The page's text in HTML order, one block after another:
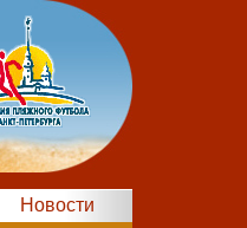
Новости